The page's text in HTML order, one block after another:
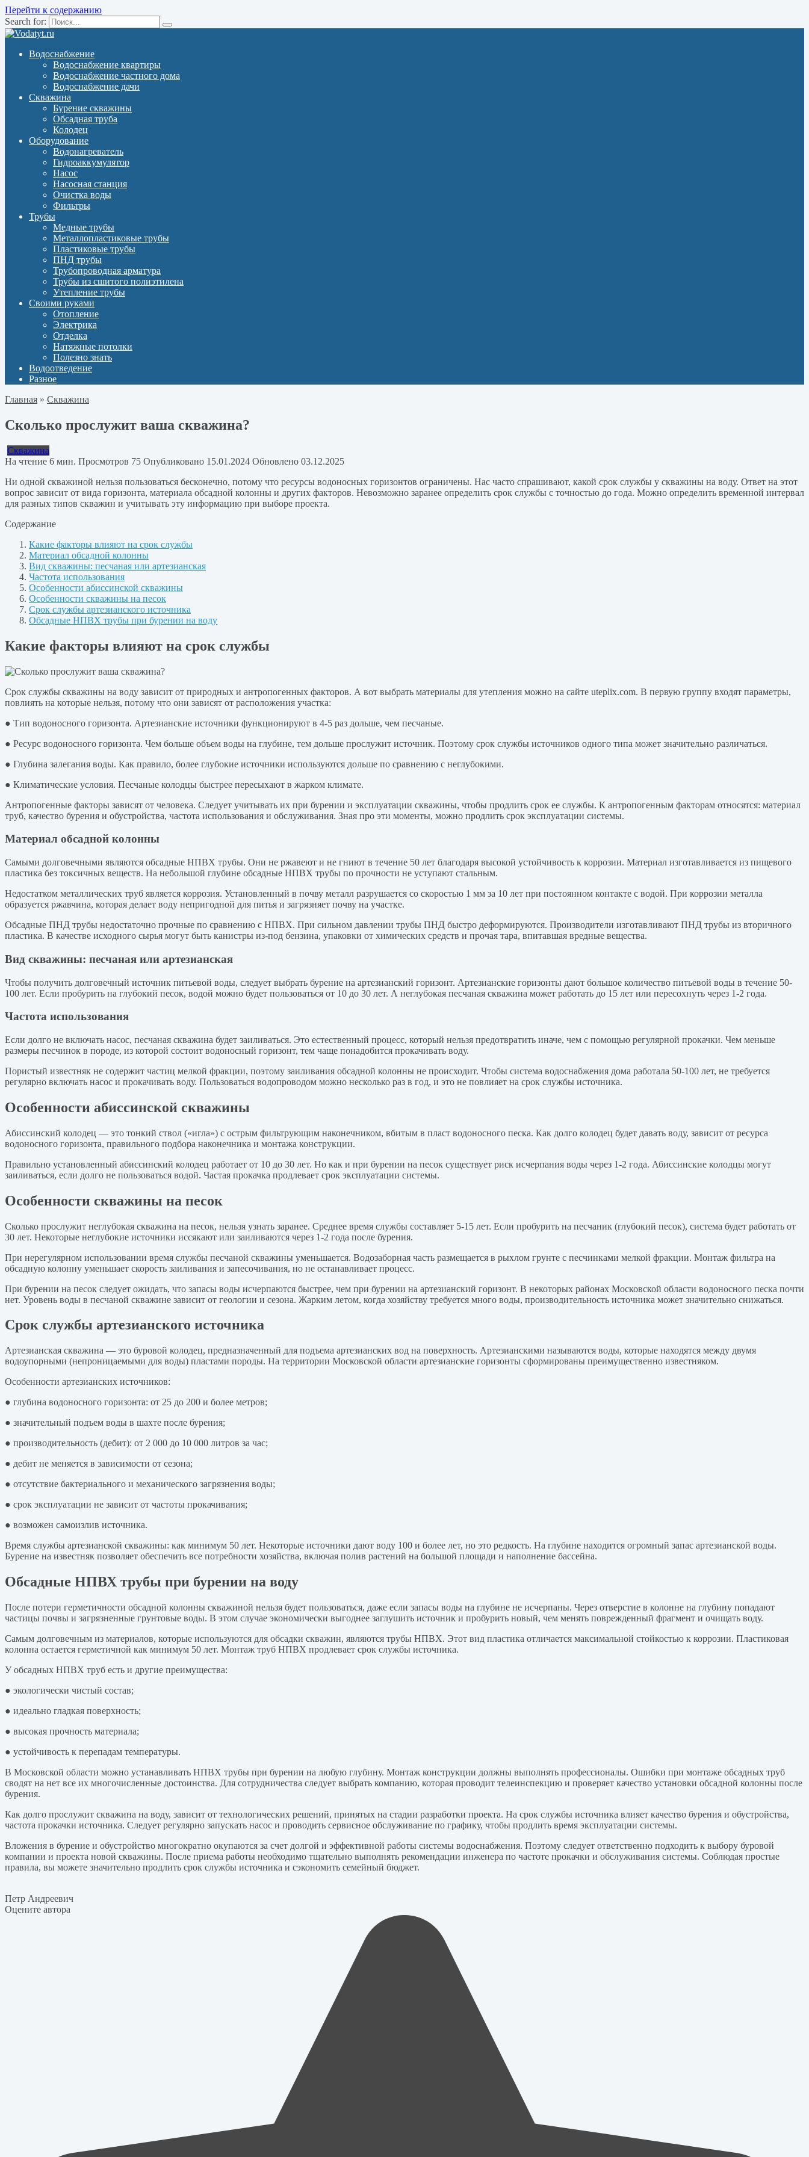
Перейти к содержанию
Search for:
Водоснабжение
Водоснабжение квартиры
Водоснабжение частного дома
Водоснабжение дачи
Скважина
Бурение скважины
Обсадная труба
Колодец
Оборудование
Водонагреватель
Гидроаккумулятор
Насос
Насосная станция
Очистка воды
Фильтры
Трубы
Медные трубы
Металлопластиковые трубы
Пластиковые трубы
ПНД трубы
Трубопроводная арматура
Трубы из сшитого полиэтилена
Утепление трубы
Своими руками
Отопление
Электрика
Отделка
Натяжные потолки
Полезно знать
Водоотведение
Разное
Главная » Скважина
Сколько прослужит ваша скважина?
Скважина
На чтение 6 мин. Просмотров 75 Опубликовано 15.01.2024 Обновлено 03.12.2025
Ни одной скважиной нельзя пользоваться бесконечно, потому что ресурсы водоносных горизонтов ограничены. Нас часто спрашивают, какой срок службы у скважины на воду. Ответ на этот
вопрос зависит от вида горизонта, материала обсадной колонны и других факторов. Невозможно заранее определить срок службы с точностью до года. Можно определить временной интервал
для разных типов скважин и учитывать эту информацию при выборе проекта.
Содержание
Какие факторы влияют на срок службы
Материал обсадной колонны
Вид скважины: песчаная или артезианская
Частота использования
Особенности абиссинской скважины
Особенности скважины на песок
Срок службы артезианского источника
Обсадные НПВХ трубы при бурении на воду
Какие факторы влияют на срок службы
Срок службы скважины на воду зависит от природных и антропогенных факторов. А вот выбрать материалы для утепления можно на сайте uteplix.com. В первую группу входят параметры,
повлиять на которые нельзя, потому что они зависят от расположения участка:
● Тип водоносного горизонта. Артезианские источники функционируют в 4-5 раз дольше, чем песчаные.
● Ресурс водоносного горизонта. Чем больше объем воды на глубине, тем дольше прослужит источник. Поэтому срок службы источников одного типа может значительно различаться.
● Глубина залегания воды. Как правило, более глубокие источники используются дольше по сравнению с неглубокими.
● Климатические условия. Песчаные колодцы быстрее пересыхают в жарком климате.
Антропогенные факторы зависят от человека. Следует учитывать их при бурении и эксплуатации скважины, чтобы продлить срок ее службы. К антропогенным факторам относятся: материал
труб, качество бурения и обустройства, частота использования и обслуживания. Зная про эти моменты, можно продлить срок эксплуатации системы.
Материал обсадной колонны
Самыми долговечными являются обсадные НПВХ трубы. Они не ржавеют и не гниют в течение 50 лет благодаря высокой устойчивость к коррозии. Материал изготавливается из пищевого
пластика без токсичных веществ. На небольшой глубине обсадные НПВХ трубы по прочности не уступают стальным.
Недостатком металлических труб является коррозия. Установленный в почву металл разрушается со скоростью 1 мм за 10 лет при постоянном контакте с водой. При коррозии металла
образуется ржавчина, которая делает воду непригодной для питья и загрязняет почву на участке.
Обсадные ПНД трубы недостаточно прочные по сравнению с НПВХ. При сильном давлении трубы ПНД быстро деформируются. Производители изготавливают ПНД трубы из вторичного
пластика. В качестве исходного сырья могут быть канистры из-под бензина, упаковки от химических средств и прочая тара, впитавшая вредные вещества.
Вид скважины: песчаная или артезианская
Чтобы получить долговечный источник питьевой воды, следует выбрать бурение на артезианский горизонт. Артезианские горизонты дают большое количество питьевой воды в течение 50-
100 лет. Если пробурить на глубокий песок, водой можно будет пользоваться от 10 до 30 лет. А неглубокая песчаная скважина может работать до 15 лет или пересохнуть через 1-2 года.
Частота использования
Если долго не включать насос, песчаная скважина будет заиливаться. Это естественный процесс, который нельзя предотвратить иначе, чем с помощью регулярной прокачки. Чем меньше
размеры песчинок в породе, из которой состоит водоносный горизонт, тем чаще понадобится прокачивать воду.
Пористый известняк не содержит частиц мелкой фракции, поэтому заиливания обсадной колонны не происходит. Чтобы система водоснабжения дома работала 50-100 лет, не требуется
регулярно включать насос и прокачивать воду. Пользоваться водопроводом можно несколько раз в год, и это не повлияет на срок службы источника.
Особенности абиссинской скважины
Абиссинский колодец — это тонкий ствол («игла») с острым фильтрующим наконечником, вбитым в пласт водоносного песка. Как долго колодец будет давать воду, зависит от ресурса
водоносного горизонта, правильного подбора наконечника и монтажа конструкции.
Правильно установленный абиссинский колодец работает от 10 до 30 лет. Но как и при бурении на песок существует риск исчерпания воды через 1-2 года. Абиссинские колодцы могут
заиливаться, если долго не пользоваться водой. Частая прокачка продлевает срок эксплуатации системы.
Особенности скважины на песок
Сколько прослужит неглубокая скважина на песок, нельзя узнать заранее. Среднее время службы составляет 5-15 лет. Если пробурить на песчаник (глубокий песок), система будет работать от
30 лет. Некоторые неглубокие источники иссякают или заиливаются через 1-2 года после бурения.
При нерегулярном использовании время службы песчаной скважины уменьшается. Водозаборная часть размещается в рыхлом грунте с песчинками мелкой фракции. Монтаж фильтра на
обсадную колонну уменьшает скорость заиливания и запесочивания, но не останавливает процесс.
При бурении на песок следует ожидать, что запасы воды исчерпаются быстрее, чем при бурении на артезианский горизонт. В некоторых районах Московской области водоносного песка почти
нет. Уровень воды в песчаной скважине зависит от геологии и сезона. Жарким летом, когда хозяйству требуется много воды, производительность источника может значительно снижаться.
Срок службы артезианского источника
Артезианская скважина — это буровой колодец, предназначенный для подъема артезианских вод на поверхность. Артезианскими называются воды, которые находятся между двумя
водоупорными (непроницаемыми для воды) пластами породы. На территории Московской области артезианские горизонты сформированы преимущественно известняком.
Особенности артезианских источников:
● глубина водоносного горизонта: от 25 до 200 и более метров;
● значительный подъем воды в шахте после бурения;
● производительность (дебит): от 2 000 до 10 000 литров за час;
● дебит не меняется в зависимости от сезона;
● отсутствие бактериального и механического загрязнения воды;
● срок эксплуатации не зависит от частоты прокачивания;
● возможен самоизлив источника.
Время службы артезианской скважины: как минимум 50 лет. Некоторые источники дают воду 100 и более лет, но это редкость. На глубине находится огромный запас артезианской воды.
Бурение на известняк позволяет обеспечить все потребности хозяйства, включая полив растений на большой площади и наполнение бассейна.
Обсадные НПВХ трубы при бурении на воду
После потери герметичности обсадной колонны скважиной нельзя будет пользоваться, даже если запасы воды на глубине не исчерпаны. Через отверстие в колонне на глубину попадают
частицы почвы и загрязненные грунтовые воды. В этом случае экономически выгоднее заглушить источник и пробурить новый, чем менять поврежденный фрагмент и очищать воду.
Самым долговечным из материалов, которые используются для обсадки скважин, являются трубы НПВХ. Этот вид пластика отличается максимальной стойкостью к коррозии. Пластиковая
колонна остается герметичной как минимум 50 лет. Монтаж труб НПВХ продлевает срок службы источника.
У обсадных НПВХ труб есть и другие преимущества:
● экологически чистый состав;
● идеально гладкая поверхность;
● высокая прочность материала;
● устойчивость к перепадам температуры.
В Московской области можно устанавливать НПВХ трубы при бурении на любую глубину. Монтаж конструкции должны выполнять профессионалы. Ошибки при монтаже обсадных труб
сводят на нет все их многочисленные достоинства. Для сотрудничества следует выбрать компанию, которая проводит телеинспекцию и проверяет качество установки обсадной колонны после
бурения.
Как долго прослужит скважина на воду, зависит от технологических решений, принятых на стадии разработки проекта. На срок службы источника влияет качество бурения и обустройства,
частота прокачки источника. Следует регулярно запускать насос и проводить сервисное обслуживание по графику, чтобы продлить время эксплуатации системы.
Вложения в бурение и обустройство многократно окупаются за счет долгой и эффективной работы системы водоснабжения. Поэтому следует ответственно подходить к выбору буровой
компании и проекта новой скважины. После приема работы необходимо тщательно выполнять рекомендации инженера по частоте прокачки и обслуживания системы. Соблюдая простые
правила, вы можете значительно продлить срок службы источника и сэкономить семейный бюджет.
Петр Андреевич
Оцените автора